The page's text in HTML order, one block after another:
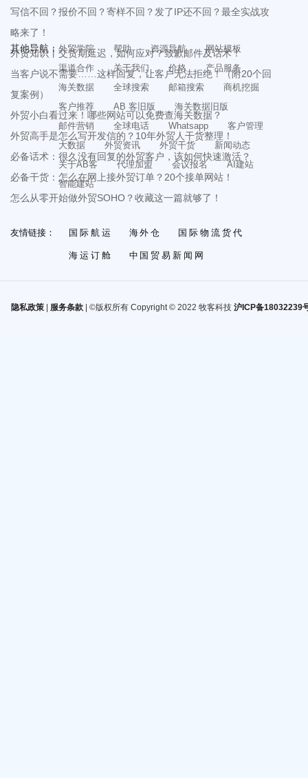
写信不回？报价不回？寄样不回？发了IP还不回？最全实战攻
略来了！
外贸知识丨交货期延迟，如何应对？致歉邮件及话术！
当客户说不需要……这样回复，让客户无法拒绝！（附20个回
复案例）
外贸小白看过来！哪些网站可以免费查海关数据？
外贸高手是怎么写开发信的？10年外贸人干货整理！
必备话术：很久没有回复的外贸客户，该如何快速激活？
必备干货：怎么在网上接外贸订单？20个接单网站！
怎么从零开始做外贸SOHO？收藏这一篇就够了！
其他导航： 外贸学院 帮助 资源导航
网站模板
渠道合作
关于我们 价格
产品服务
海关数据
全球搜索 邮箱搜索
商机挖掘
客户推荐
AB 客旧版
海关数据旧版
邮件营销
全球电话 Whatsapp
客户管理
大数据
外贸资讯 外贸干货
新闻动态
关于AB客
代理加盟 会议报名
AI建站
智能建站
友情链接： 国际航运 海外仓 国际物流货代
海运订舱 中国贸易新闻网
隐私政策| 服务条款| ©版权所有 Copyright © 2022 牧客科技 沪ICP备18032239